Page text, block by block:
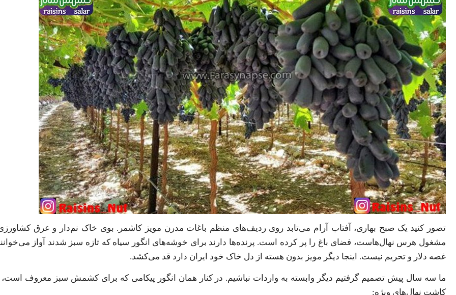
تصور کنید یک صبح بهاری، آفتاب آرام می‌تابد روی ردیف‌های منظم باغات مدرن مویز کاشمر. بوی خاک نم‌دار و عرق
مشغول هرس نهال‌هاست، فضای باغ را پر کرده است. پرنده‌ها دارند برای خوشه‌های انگور سیاه که تازه سبز شدند آواز
غصه دلار و تحریم نیست. اینجا دیگر مویز بدون هسته از دل خاک خود ایران دارد قد می‌کشد.
ما سه سال پیش تصمیم گرفتیم دیگر وابسته به واردات نباشیم. در کنار همان انگور پیکامی که برای کشمش سبز معروف
کاشت نهال‌های ویژه: